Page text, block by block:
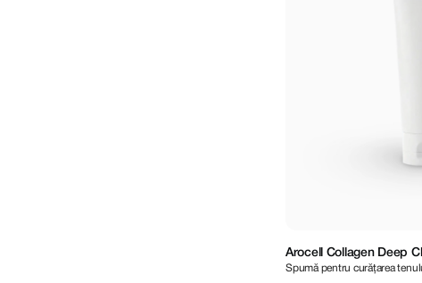
Arocell Collagen Deep
Spumă pentru curățarea